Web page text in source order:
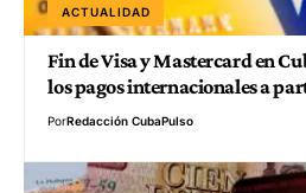
ACTUALIDAD
Fin de Visa y Mastercard en
los pagos internacionales a
PorRedacción CubaPulso